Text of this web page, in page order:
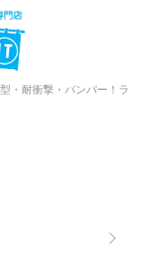
・耐衝撃・バンパー！ラ